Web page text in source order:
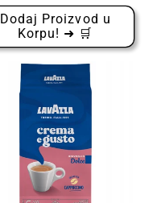
KOMADU
Dodaj Proizvod u
Korpu! ➜ 🛒